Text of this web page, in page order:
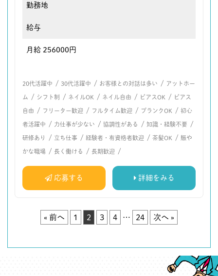
勤務地
給与
月給 256000円
20代活躍中 / 30代活躍中 / お客様との対話は多い / アットホー
ム / シフト制 / ネイルOK / ネイル自由 / ピアスOK / ピアス
自由 / フリーター歓迎 / フルタイム歓迎 / ブランクOK / 初心
者活躍中 / 力仕事が少ない / 協調性がある / 知識・経験不要 /
研修あり / 立ち仕事 / 経験者・有資格者歓迎 / 茶髪OK / 賑や
かな職場 / 長く働ける / 長期歓迎 /
応募する 詳細をみる
« 前へ 1 2 3 4 … 24 次へ »